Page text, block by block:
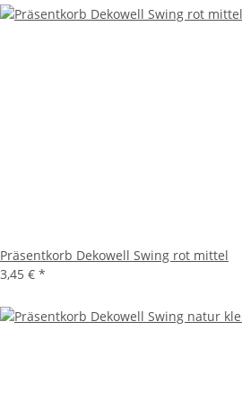
Präsentkorb Dekowell Swing rot mittel
3,45 € *